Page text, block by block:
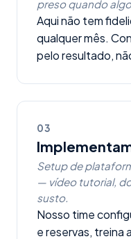
preso quando
Aqui não tem
qualquer mês.
pelo resultado,
03
Setup de
— vídeo tutorial,
susto.
Nosso time
e reservas, treina